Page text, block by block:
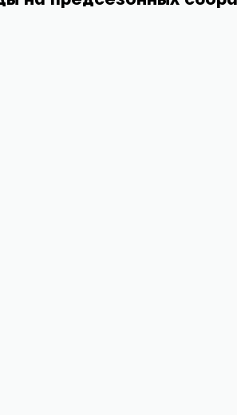
на предсезонных сборах